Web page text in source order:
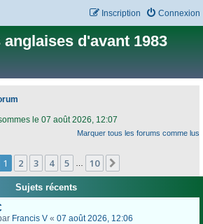
Connexion
Inscription
d'avant 1983
le 07 août 2026, 12:07
Marquer tous les forums comme lus
1sur
1 2 3 4 5 10
Sujets récents
Francis V « 07 août 2026, 12:06